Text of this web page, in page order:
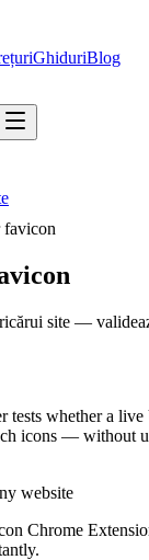
GhiduriBlog
favicon
site —
tests whether a
icons — without
website
Chrome